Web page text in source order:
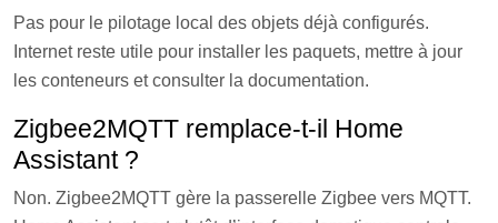
Pas pour le pilotage local des objets déjà configurés.
Internet reste utile pour installer les paquets, mettre à jour
les conteneurs et consulter la documentation.
Zigbee2MQTT remplace-t-il Home
Assistant ?
Non. Zigbee2MQTT gère la passerelle Zigbee vers MQTT.